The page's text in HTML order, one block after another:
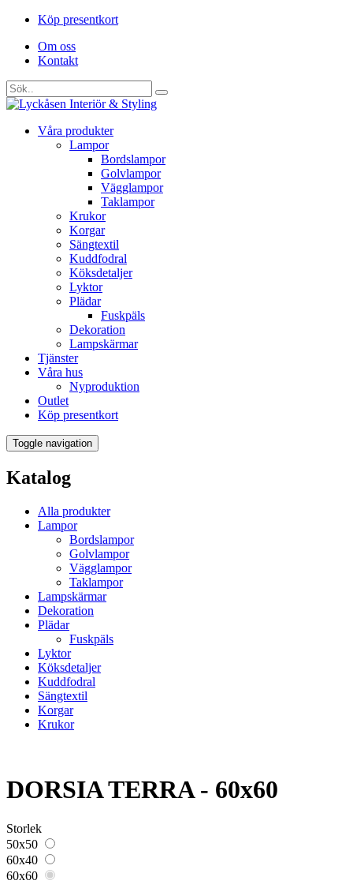
Köp presentkort
Om oss
Kontakt
Våra produkter
Lampor
Bordslampor
Golvlampor
Vägglampor
Taklampor
Krukor
Korgar
Sängtextil
Kuddfodral
Köksdetaljer
Lyktor
Plädar
Fuskpäls
Dekoration
Lampskärmar
Tjänster
Våra hus
Nyproduktion
Outlet
Köp presentkort
Toggle navigation
Katalog
Alla produkter
Lampor
Bordslampor
Golvlampor
Vägglampor
Taklampor
Lampskärmar
Dekoration
Plädar
Fuskpäls
Lyktor
Köksdetaljer
Kuddfodral
Sängtextil
Korgar
Krukor
DORSIA TERRA - 60x60
Storlek
50x50
60x40
60x60